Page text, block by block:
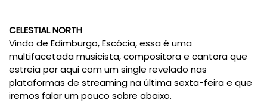
CELESTIAL NORTH
Vindo de Edimburgo, Escócia, essa é uma
multifacetada musicista, compositora e cantora que
estreia por aqui com um single revelado nas
plataformas de streaming na última sexta-feira e que
iremos falar um pouco sobre abaixo.